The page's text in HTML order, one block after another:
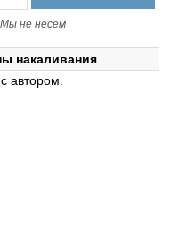
не несем
накаливания
автором.